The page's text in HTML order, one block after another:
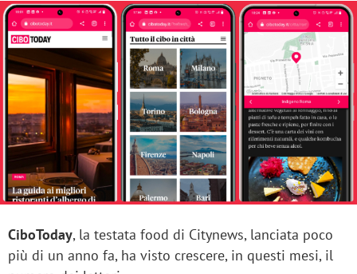
CiboToday, la testata food di Citynews, lanciata poco
più di un anno fa, ha visto crescere, in questi mesi, il